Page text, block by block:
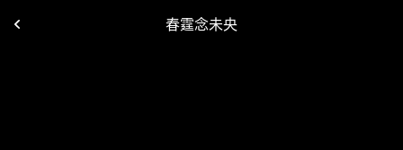
春霆念未央